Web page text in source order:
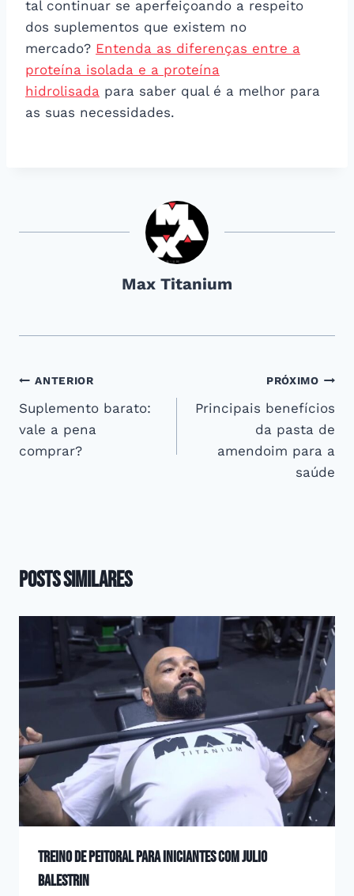
tal continuar se aperfeiçoando a respeito
dos suplementos que existem no
mercado? Entenda as diferenças entre a
proteína isolada e a proteína
hidrolisada para saber qual é a melhor para
as suas necessidades.
Max Titanium
Navegação
de
Post
ANTERIOR
Suplemento barato:
vale a pena
comprar?
PRÓXIMO
Principais benefícios
da pasta de
amendoim para a
saúde
Posts Similares
Treino de peitoral para iniciantes com Julio
Balestrin